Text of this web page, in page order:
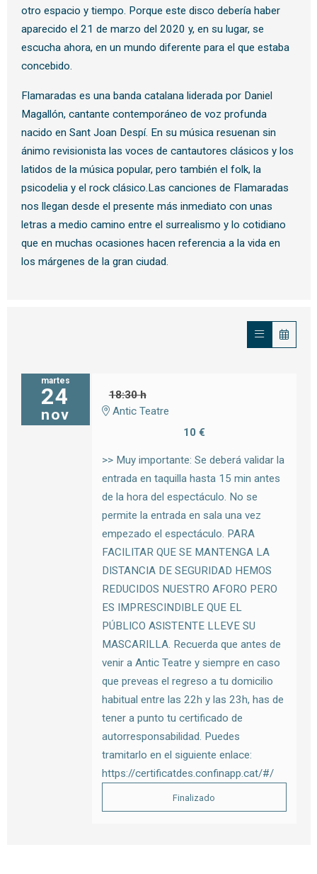
otro espacio y tiempo. Porque este disco debería haber
aparecido el 21 de marzo del 2020 y, en su lugar, se
escucha ahora, en un mundo diferente para el que estaba
concebido.
Flamaradas es una banda catalana liderada por Daniel
Magallón, cantante contemporáneo de voz profunda
nacido en Sant Joan Despí. En su música resuenan sin
ánimo revisionista las voces de cantautores clásicos y los
latidos de la música popular, pero también el folk, la
psicodelia y el rock clásico.Las canciones de Flamaradas
nos llegan desde el presente más inmediato con unas
letras a medio camino entre el surrealismo y lo cotidiano
que en muchas ocasiones hacen referencia a la vida en
los márgenes de la gran ciudad.
martes
24
nov
18:30 h
Antic Teatre
10 €
>> Muy importante: Se deberá validar la
entrada en taquilla hasta 15 min antes
de la hora del espectáculo. No se
permite la entrada en sala una vez
empezado el espectáculo. PARA
FACILITAR QUE SE MANTENGA LA
DISTANCIA DE SEGURIDAD HEMOS
REDUCIDOS NUESTRO AFORO PERO
ES IMPRESCINDIBLE QUE EL
PÚBLICO ASISTENTE LLEVE SU
MASCARILLA. Recuerda que antes de
venir a Antic Teatre y siempre en caso
que preveas el regreso a tu domicilio
habitual entre las 22h y las 23h, has de
tener a punto tu certificado de
autorresponsabilidad. Puedes
tramitarlo en el siguiente enlace:
https://certificatdes.confinapp.cat/#/
Finalizado